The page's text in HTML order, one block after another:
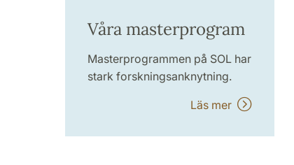
Våra masterprogram
Masterprogrammen på SOL har
stark forskningsanknytning.
Läs mer